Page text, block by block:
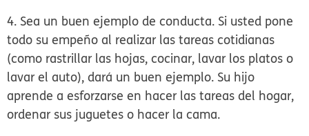
4. Sea un buen ejemplo de conducta. Si usted pone
todo su empeño al realizar las tareas cotidianas
(como rastrillar las hojas, cocinar, lavar los platos o
lavar el auto), dará un buen ejemplo. Su hijo
aprende a esforzarse en hacer las tareas del hogar,
ordenar sus juguetes o hacer la cama.